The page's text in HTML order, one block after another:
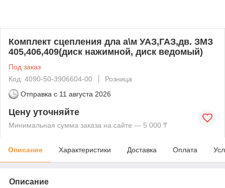
Комплект сцепления дла а\м УАЗ,ГАЗ,дв. ЗМЗ
405,406,409(диск нажимной, диск ведомый)
Под заказ
Код: 4090-50-3906604-00
Розница
Отправка с 11 августа 2026
Цену уточняйте
Минимальная сумма заказа на сайте — 5 000 ₸
Описание Характеристики Доставка Оплата
Описание